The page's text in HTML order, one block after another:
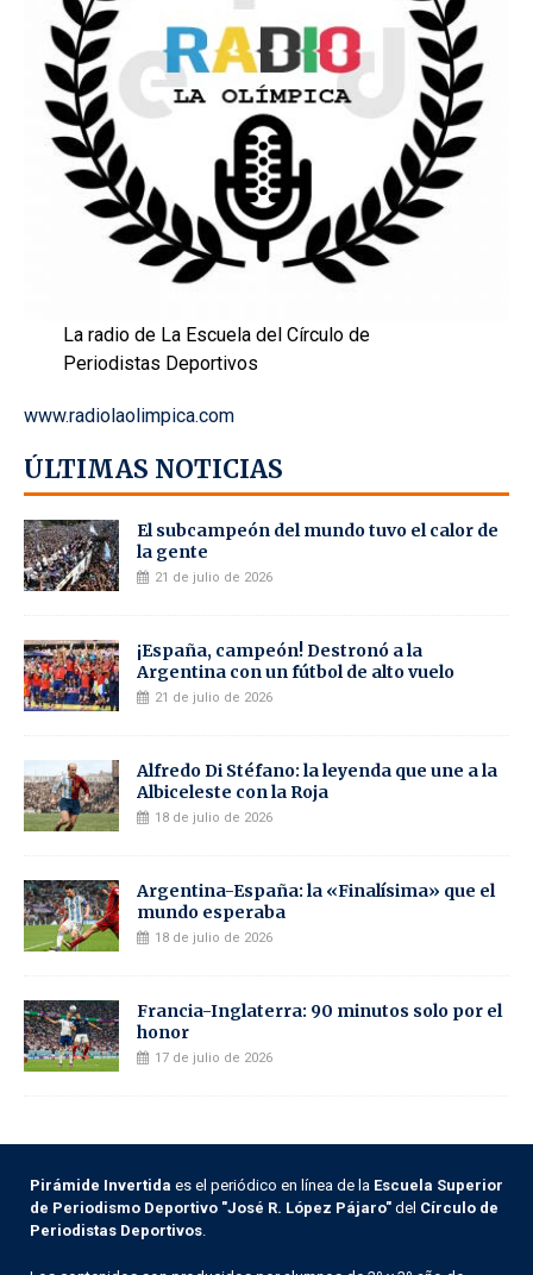
La radio de La Escuela del Círculo de
Periodistas Deportivos
www.radiolaolimpica.com
ÚLTIMAS NOTICIAS
El subcampeón del mundo tuvo el calor de
la gente
21 de julio de 2026
¡España, campeón! Destronó a la
Argentina con un fútbol de alto vuelo
21 de julio de 2026
Alfredo Di Stéfano: la leyenda que une a la
Albiceleste con la Roja
18 de julio de 2026
Argentina-España: la «Finalísima» que el
mundo esperaba
18 de julio de 2026
Francia-Inglaterra: 90 minutos solo por el
honor
17 de julio de 2026
Pirámide Invertida es el periódico en línea de la Escuela Superior
de Periodismo Deportivo "José R. López Pájaro" del Círculo de
Periodistas Deportivos